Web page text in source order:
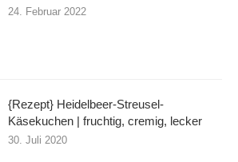
24. Februar 2022
{Rezept} Heidelbeer-Streusel-
Käsekuchen | fruchtig, cremig, lecker
30. Juli 2020